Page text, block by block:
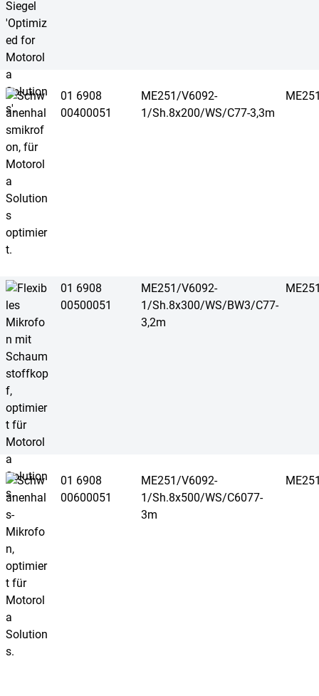
01 6908
00400051
ME251/V6092-
1/Sh.8x200/WS/C77-3,3m
01 6908
00500051
ME251/V6092-
1/Sh.8x300/WS/BW3/C77-
3,2m
01 6908
00600051
ME251/V6092-
1/Sh.8x500/WS/C6077-
3m